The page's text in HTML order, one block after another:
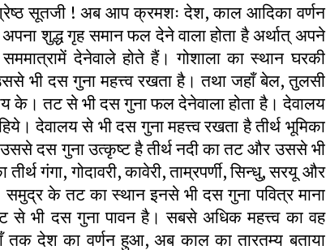
सूतजी ! अब आप क्रमशः देश, काल आदिका वर्णन
शुद्ध गृह समान फल देने वाला होता है अर्थात् अपने
देनेवाले होते हैं। गोशाला का स्थान घरकी
भी दस गुना महत्त्व रखता है। तथा जहाँ बेल, तुलसी
के। तट से भी दस गुना फल देनेवाला होता है। देवालय
देवालय से भी दस गुना महत्त्व रखता है तीर्थ भूमिका
दस गुना उत्कृष्ट है तीर्थ नदी का तट और उससे भी
गंगा, गोदावरी, कावेरी, ताम्रपर्णी, सिन्धु, सरयू और
समुद्र के तट का स्थान इनसे भी दस गुना पवित्र माना
भी दस गुना पावन है। सबसे अधिक महत्त्व का वह
तक देश का वर्णन हुआ, अब काल का तारतम्य बताया